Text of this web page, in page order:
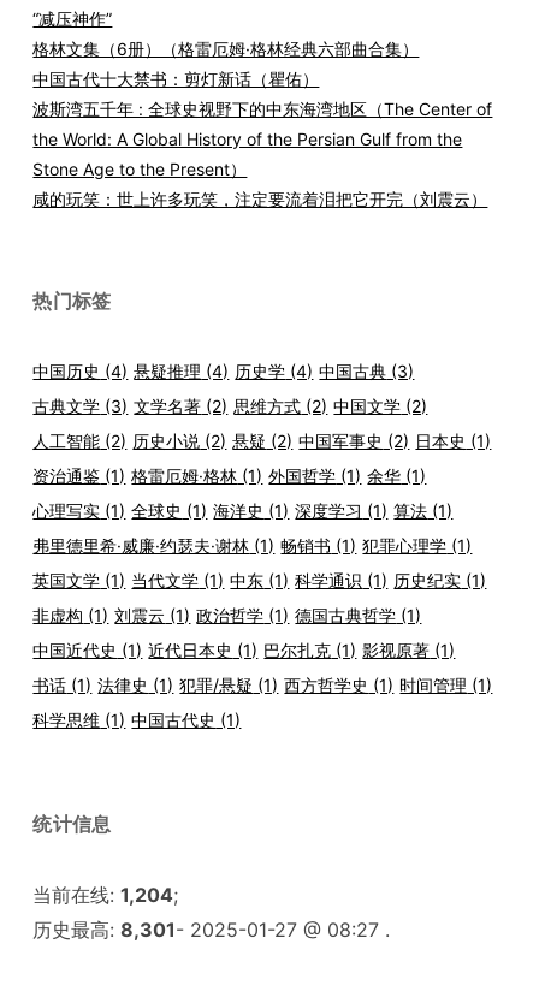
“减压神作”
格林文集（6册）（格雷厄姆·格林经典六部曲合集）
中国古代十大禁书：剪灯新话（瞿佑）
波斯湾五千年 : 全球史视野下的中东海湾地区（The Center of
the World: A Global History of the Persian Gulf from the
Stone Age to the Present）
咸的玩笑：世上许多玩笑，注定要流着泪把它开完（刘震云）
热门标签
中国历史 (4) 悬疑推理 (4) 历史学 (4) 中国古典 (3)
古典文学 (3) 文学名著 (2) 思维方式 (2) 中国文学 (2)
人工智能 (2) 历史小说 (2) 悬疑 (2) 中国军事史 (2) 日本史 (1)
资治通鉴 (1) 格雷厄姆·格林 (1) 外国哲学 (1) 余华 (1)
心理写实 (1) 全球史 (1) 海洋史 (1) 深度学习 (1) 算法 (1)
弗里德里希·威廉·约瑟夫·谢林 (1) 畅销书 (1) 犯罪心理学 (1)
英国文学 (1) 当代文学 (1) 中东 (1) 科学通识 (1) 历史纪实 (1)
非虚构 (1) 刘震云 (1) 政治哲学 (1) 德国古典哲学 (1)
中国近代史 (1) 近代日本史 (1) 巴尔扎克 (1) 影视原著 (1)
书话 (1) 法律史 (1) 犯罪/悬疑 (1) 西方哲学史 (1) 时间管理 (1)
科学思维 (1) 中国古代史 (1)
统计信息
当前在线:1,204;
历史最高:8,301- 2025-01-27 @ 08:27 .